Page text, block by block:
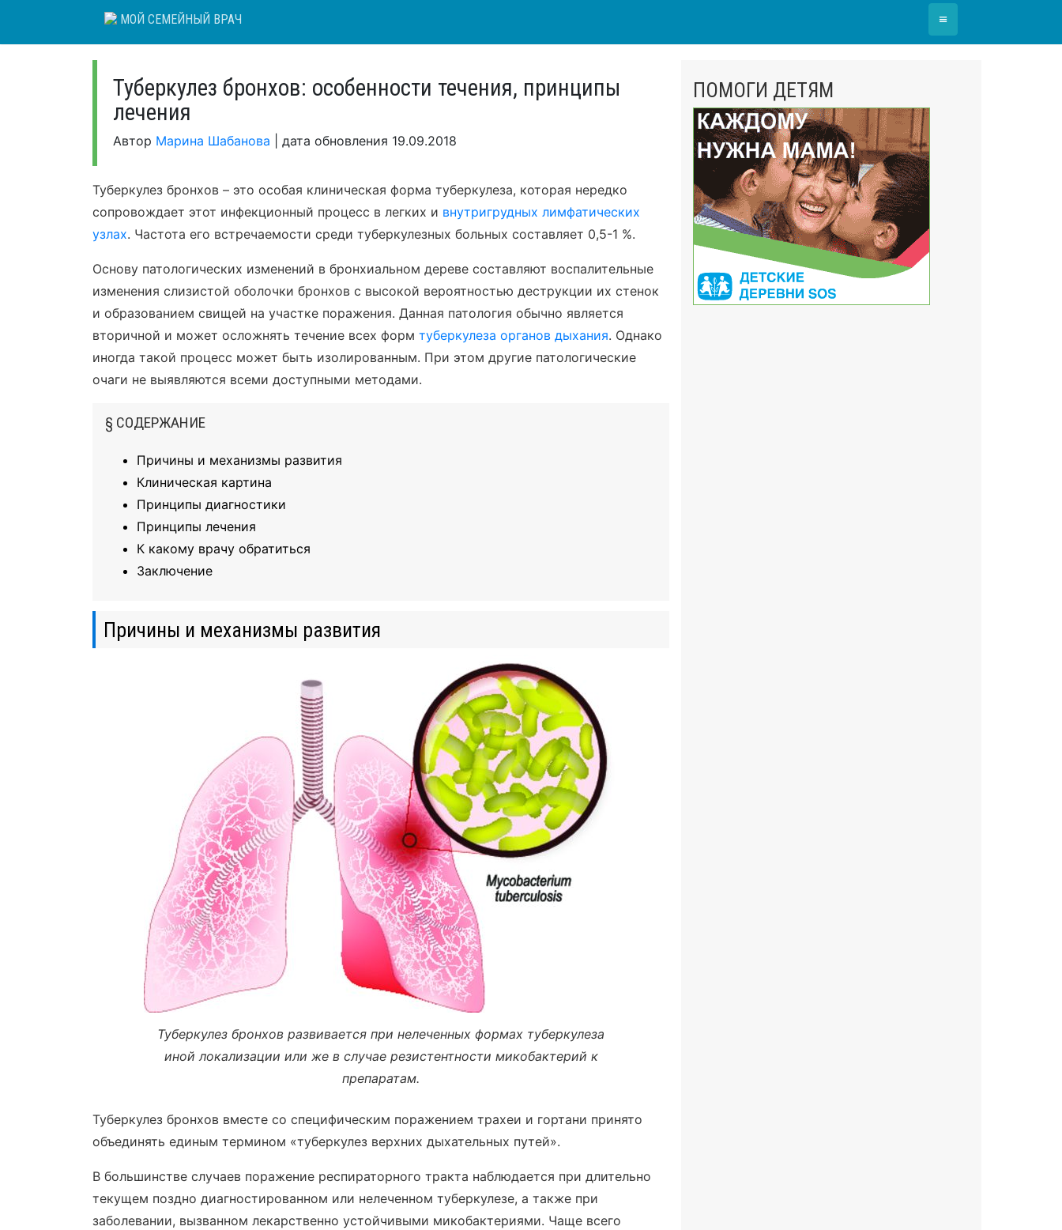
content
МОЙ СЕМЕЙНЫЙ ВРАЧ ≡
Туберкулез бронхов: особенности течения, принципы
лечения
Автор Марина Шабанова дата обновления 19.09.2018
Туберкулез бронхов – это особая клиническая форма туберкулеза, которая нередко
сопровождает этот инфекционный процесс в легких и внутригрудных лимфатических
узлах. Частота его встречаемости среди туберкулезных больных составляет 0,5-1 %.
Основу патологических изменений в бронхиальном дереве составляют воспалительные
изменения слизистой оболочки бронхов с высокой вероятностью деструкции их стенок
и образованием свищей на участке поражения. Данная патология обычно является
вторичной и может осложнять течение всех форм туберкулеза органов дыхания. Однако
иногда такой процесс может быть изолированным. При этом другие патологические
очаги не выявляются всеми доступными методами.
§ СОДЕРЖАНИЕ
Причины и механизмы развития
Клиническая картина
Принципы диагностики
Принципы лечения
К какому врачу обратиться
Заключение
Причины и механизмы развития
Туберкулез бронхов развивается при нелеченных формах туберкулеза
иной локализации или же в случае резистентности микобактерий к
препаратам.
Туберкулез бронхов вместе со специфическим поражением трахеи и гортани принято
объединять единым термином «туберкулез верхних дыхательных путей».
В большинстве случаев поражение респираторного тракта наблюдается при длительно
текущем поздно диагностированном или нелеченном туберкулезе, а также при
заболевании, вызванном лекарственно устойчивыми микобактериями. Чаще всего
ПОМОГИ ДЕТЯМ